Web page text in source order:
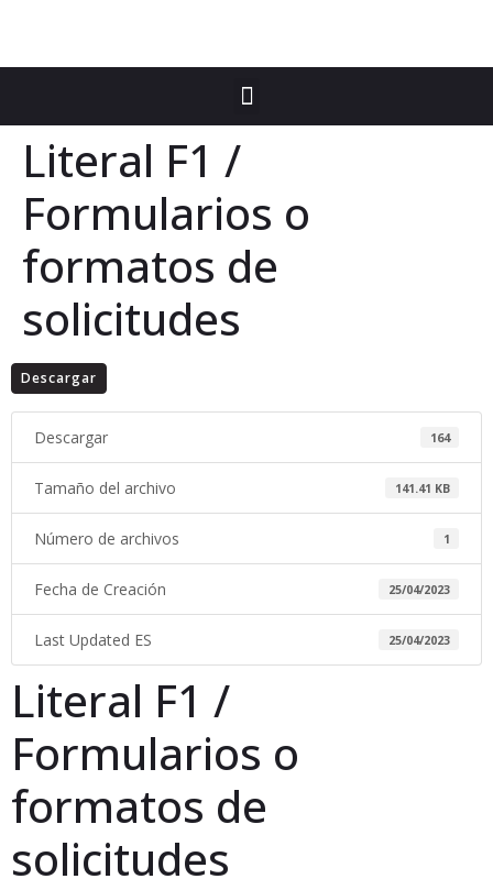
Literal F1 /
Formularios o
formatos de
solicitudes
Descargar
Descargar 164
Tamaño del archivo 141.41 KB
Número de archivos 1
Fecha de Creación 25/04/2023
Last Updated ES 25/04/2023
Literal F1 /
Formularios o
formatos de
solicitudes